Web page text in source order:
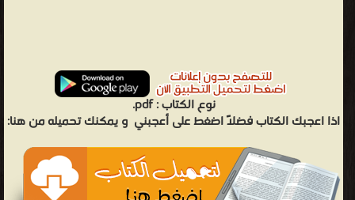
نوع الكتاب :pdf.
اذا اعجبك الكتاب فضلاً اضغط على أعجبني و يمكنك تحميله من هنا: